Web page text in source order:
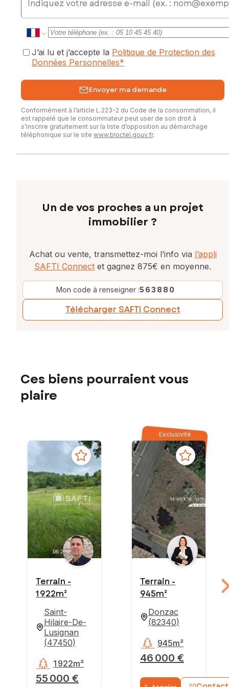
J’ai lu et j’accepte la Politique de Protection des
Données Personnelles*
Envoyer ma demande
Conformément à l’article L.223-2 du Code de la consommation, il
est rappelé que le consommateur peut user de son droit à
s’inscrire gratuitement sur la liste d’opposition au démarchage
téléphonique sur le site www.bloctel.gouv.fr.
Un de vos proches a un projet
immobilier ?
Achat ou vente, transmettez-moi l’info via l’appli
SAFTI Connect et gagnez 875€ en moyenne.
Mon code à renseigner :563880
Télécharger SAFTI Connect
Ces biens pourraient vous
plaire
Terrain -
1 922m²
Saint-
Hilaire-De-
Lusignan
(47450)
55 000 €
1 922m²
Exclusivité
Terrain -
945m²
Donzac
(82340)
46 000 €
945m²